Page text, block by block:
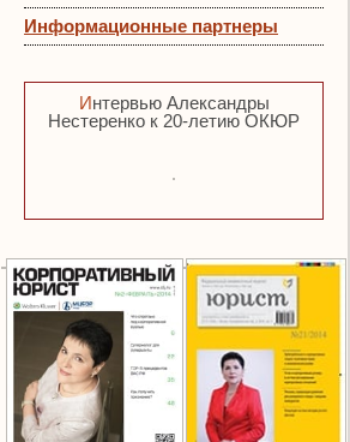
Информационные партнеры
Интервью Александры
Нестеренко к 20-летию ОКЮР